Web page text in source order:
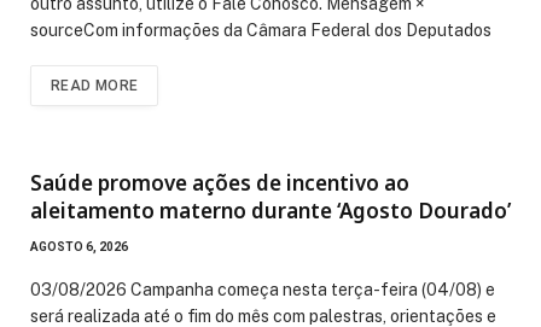
sourceCom informações da Câmara Federal dos Deputados
READ MORE
Saúde promove ações de incentivo ao
aleitamento materno durante ‘Agosto Dourado’
AGOSTO 6, 2026
03/08/2026 Campanha começa nesta terça-feira (04/08) e
será realizada até o fim do mês com palestras, orientações e